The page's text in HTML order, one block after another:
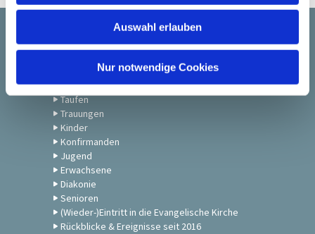
Auswahl erlauben
Nur notwendige Cookies
Startseite
Gemeindeleben
Taufen
Trauungen
Kinder
Konfirmanden
Jugend
Erwachsene
Diakonie
Senioren
(Wieder-)Eintritt in die Evangelische Kirche
Rückblicke & Ereignisse seit 2016